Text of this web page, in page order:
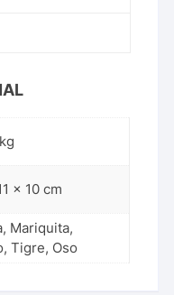
× 10 cm
Mariquita,
Tigre, Oso